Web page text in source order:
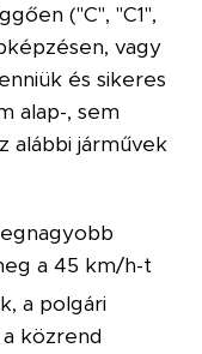
("C", "C1",
vagy
és sikeres
alap-, sem
alábbi járművek
a 45 km/h-t
a polgári
közrend